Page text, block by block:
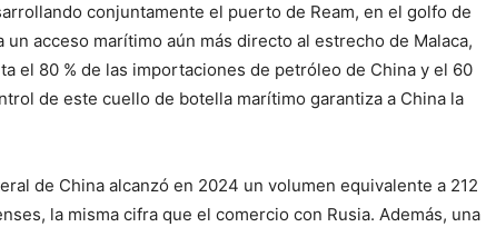
conjuntamente el puerto de Ream, en el golfo de
acceso marítimo aún más directo al estrecho de Malaca,
el 80 % de las importaciones de petróleo de China y el 60
de este cuello de botella marítimo garantiza a China la
de China alcanzó en 2024 un volumen equivalente a 212
la misma cifra que el comercio con Rusia. Además, una